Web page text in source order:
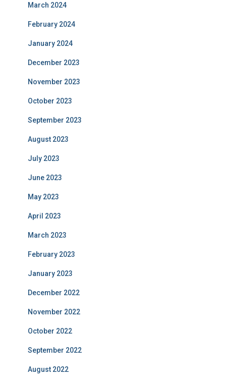
March 2024
February 2024
January 2024
December 2023
November 2023
October 2023
September 2023
August 2023
July 2023
June 2023
May 2023
April 2023
March 2023
February 2023
January 2023
December 2022
November 2022
October 2022
September 2022
August 2022